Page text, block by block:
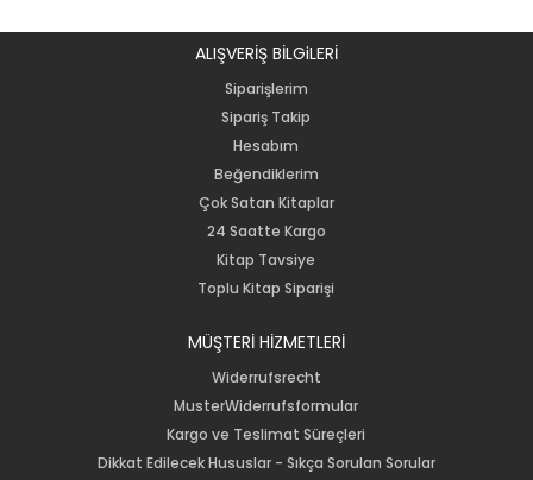
ALIŞVERİŞ BİLGiLERİ
Siparişlerim
Sipariş Takip
Hesabım
Beğendiklerim
Çok Satan Kitaplar
24 Saatte Kargo
Kitap Tavsiye
Toplu Kitap Siparişi
MÜŞTERİ HİZMETLERİ
Widerrufsrecht
MusterWiderrufsformular
Kargo ve Teslimat Süreçleri
Dikkat Edilecek Hususlar - Sıkça Sorulan Sorular